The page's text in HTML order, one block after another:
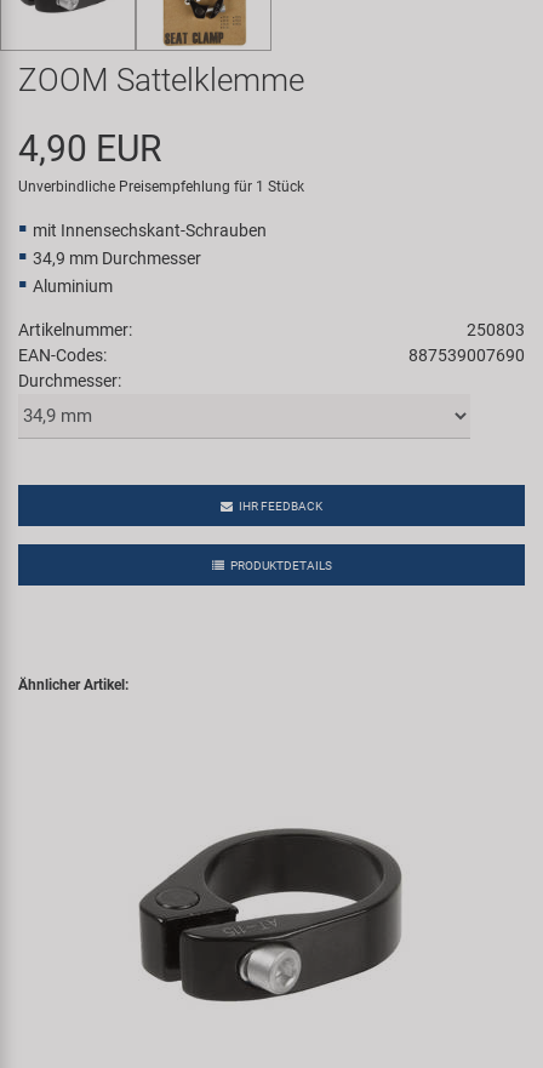
Samox
Smart
SRAM/RockShox
Trail-Gator
Velo
Markenübersicht
ZOOM Sattelklemme
4,90 EUR
Unverbindliche Preisempfehlung für 1 Stück
mit Innensechskant-Schrauben
34,9 mm Durchmesser
Aluminium
Artikelnummer:
250803
EAN-Codes:
887539007690
Durchmesser:
IHR FEEDBACK
PRODUKTDETAILS
Ähnlicher Artikel: